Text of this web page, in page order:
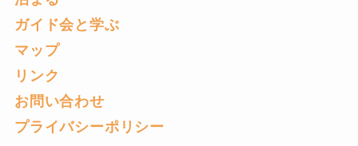
ガイド会と学ぶ
マップ
リンク
お問い合わせ
プライバシーポリシー